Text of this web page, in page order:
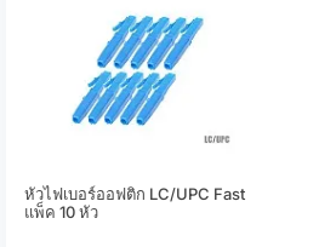
หัวไฟเบอร์ออฟติก LC/UPC Fast
แพ็ค 10 หัว